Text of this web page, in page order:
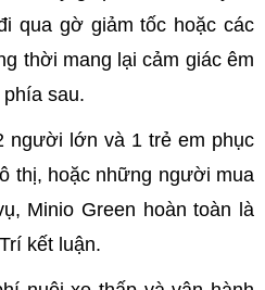
qua gờ giảm tốc hoặc các
thời mang lại cảm giác êm
sau.
người lớn và 1 trẻ em phục
thị, hoặc những người mua
Minio Green hoàn toàn là
kết luận.